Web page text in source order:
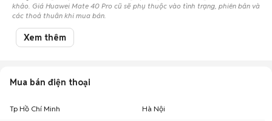
khảo. Giá Huawei Mate 40 Pro cũ sẽ phụ thuộc vào tình trạng, phiên bản và
các thoả thuận khi mua bán.
Mua bán Huawei Mate 40 Pro cũ
Xem thêm
Mua bán điện thoại
Tp Hồ Chí Minh Hà Nội